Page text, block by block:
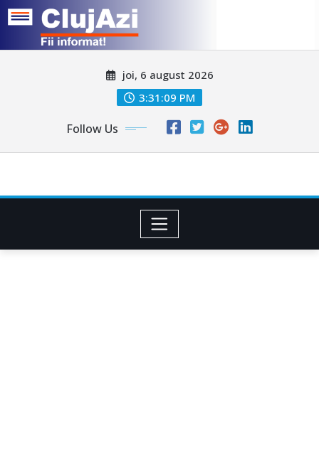
joi, 6 august 2026
3:31:11 PM
Follow Us